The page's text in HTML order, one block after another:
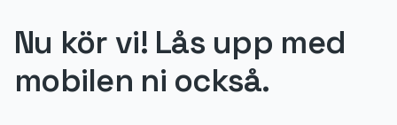
Nu kör vi! Lås upp med
mobilen ni också.